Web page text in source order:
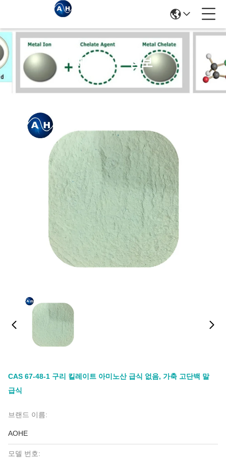
제품 세부 정보
CAS 67-48-1 구리 킬레이트 아미노산 급식 없음, 가축 고단백 말
급식
브랜드 이름:
AOHE
모델 번호: